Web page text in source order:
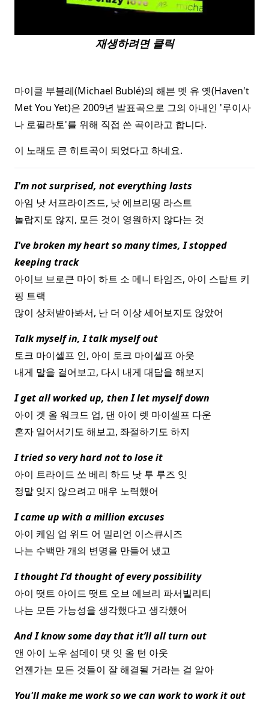
재생하려면 클릭
마이클 부블레(Michael Bublé)의 해븐 멧 유 옛(Haven't
Met You Yet)은 2009년 발표곡으로 그의 아내인 '루이사
나 로필라토'를 위해 직접 쓴 곡이라고 합니다.
이 노래도 큰 히트곡이 되었다고 하네요.
I'm not surprised, not everything lasts
아임 낫 서프라이즈드, 낫 에브리띵 라스트
놀랍지도 않지, 모든 것이 영원하지 않다는 것
I've broken my heart so many times, I stopped
keeping track
아이브 브로큰 마이 하트 소 메니 타임즈, 아이 스탑트 키
핑 트랙
많이 상처받아봐서, 난 더 이상 세어보지도 않았어
Talk myself in, I talk myself out
토크 마이셀프 인, 아이 토크 마이셀프 아웃
내게 말을 걸어보고, 다시 내게 대답을 해보지
I get all worked up, then I let myself down
아이 겟 올 워크드 업, 댄 아이 렛 마이셀프 다운
혼자 일어서기도 해보고, 좌절하기도 하지
I tried so very hard not to lose it
아이 트라이드 쏘 베리 하드 낫 투 루즈 잇
정말 잊지 않으려고 매우 노력했어
I came up with a million excuses
아이 케임 업 위드 어 밀리언 이스큐시즈
나는 수백만 개의 변명을 만들어 냈고
I thought I'd thought of every possibility
아이 떳트 아이드 떳트 오브 에브리 파서빌리티
나는 모든 가능성을 생각했다고 생각했어
And I know some day that it’ll all turn out
앤 아이 노우 섬데이 댓 잇 올 턴 아웃
언젠가는 모든 것들이 잘 해결될 거라는 걸 알아
You'll make me work so we can work to work it out